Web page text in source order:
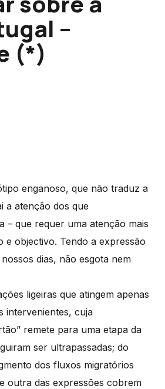
–
(*)
enganoso, que não traduz a
a atenção dos que
– que requer uma atenção mais
objectivo. Tendo a expressão
dias, não esgota nem
ligeiras que atingem apenas
intervenientes, cuja
remete para uma etapa da
ser ultrapassadas; do
dos fluxos migratórios
outra das expressões cobrem